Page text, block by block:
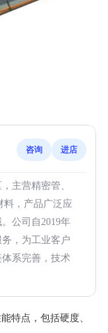
咨询 进店
主营精密管、
料，产品广泛应
公司自2019年
，为工业客户
系完善，技术
特点，包括硬度、